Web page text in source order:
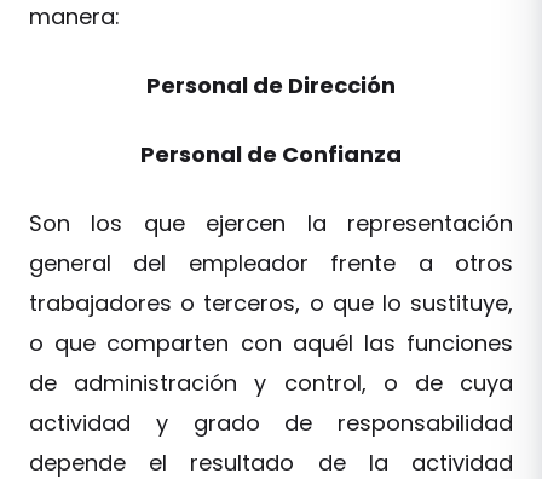
manera:
Personal de Dirección
Personal de Confianza
Son los que ejercen la representación
general del empleador frente a otros
trabajadores o terceros, o que lo sustituye,
o que comparten con aquél las funciones
de administración y control, o de cuya
actividad y grado de responsabilidad
depende el resultado de la actividad